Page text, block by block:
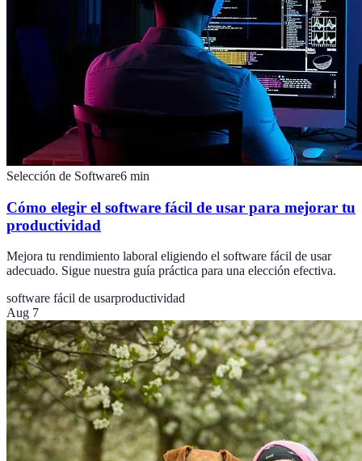
Selección de Software6 min
Cómo elegir el software fácil de usar para mejorar tu
productividad
Mejora tu rendimiento laboral eligiendo el software fácil de usar
adecuado. Sigue nuestra guía práctica para una elección efectiva.
software fácil de usarproductividad
Aug 7